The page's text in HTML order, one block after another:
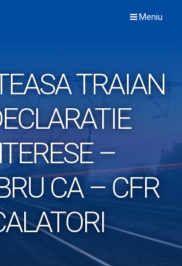
Meniu
TRAIAN
–
CA – CFR